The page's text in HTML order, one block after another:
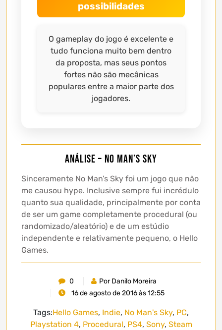
possibilidades
O gameplay do jogo é excelente e
tudo funciona muito bem dentro
da proposta, mas seus pontos
fortes não são mecânicas
populares entre a maior parte dos
jogadores.
Análise – No Man’s Sky
Sinceramente No Man’s Sky foi um jogo que não
me causou hype. Inclusive sempre fui incrédulo
quanto sua qualidade, principalmente por conta
de ser um game completamente procedural (ou
randomizado/aleatório) e de um estúdio
independente e relativamente pequeno, o Hello
Games.
0
Por Danilo Moreira
16 de agosto de 2016 às 12:55
Tags:Hello Games, Indie, No Man's Sky, PC,
Playstation 4, Procedural, PS4, Sony, Steam